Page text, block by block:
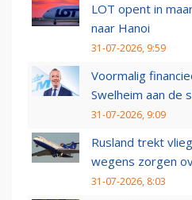
LOT opent in
naar Hanoi
31-07-2026, 9:59
Voormalig
Swelheim aan de
31-07-2026, 9:09
Rusland trekt
wegens zorgen
31-07-2026, 8:03